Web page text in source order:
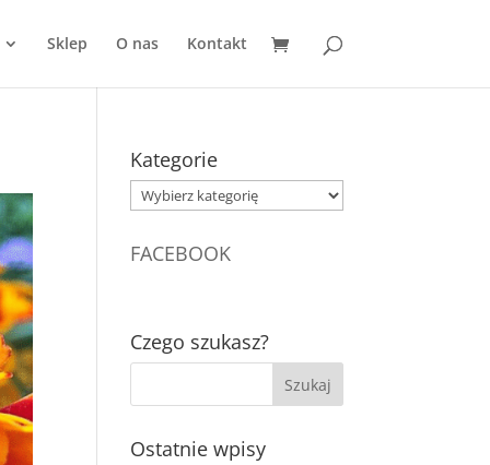
Sklep O nas Kontakt
Kategorie
Kategorie
FACEBOOK
Czego szukasz?
Ostatnie wpisy